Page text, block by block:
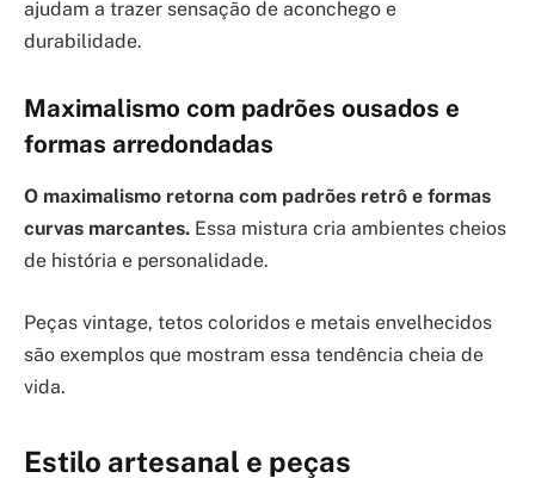
ajudam a trazer sensação de aconchego e
durabilidade.
Maximalismo com padrões ousados e
formas arredondadas
O maximalismo retorna com padrões retrô e formas
curvas marcantes. Essa mistura cria ambientes cheios
de história e personalidade.
Peças vintage, tetos coloridos e metais envelhecidos
são exemplos que mostram essa tendência cheia de
vida.
Estilo artesanal e peças